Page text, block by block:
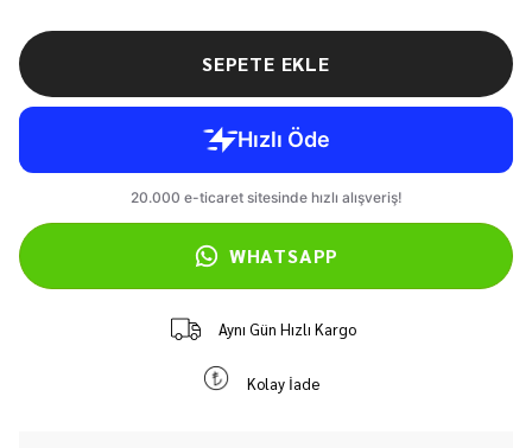
SEPETE EKLE
WHATSAPP
Aynı Gün Hızlı Kargo
Kolay İade